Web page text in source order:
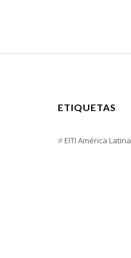
ETIQUETAS
EITI América Latina